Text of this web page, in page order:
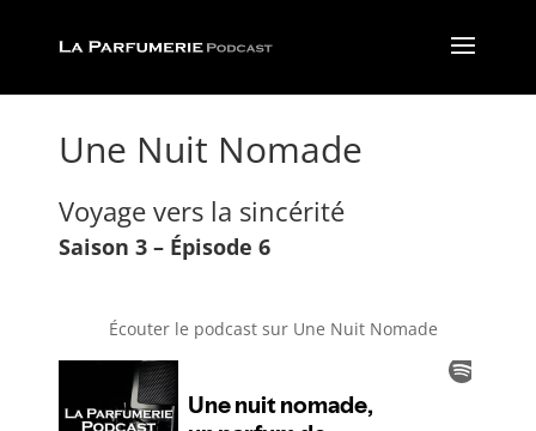
Une Nuit Nomade
Voyage vers la sincérité
Saison 3 – Épisode 6
Écouter le podcast sur Une Nuit Nomade